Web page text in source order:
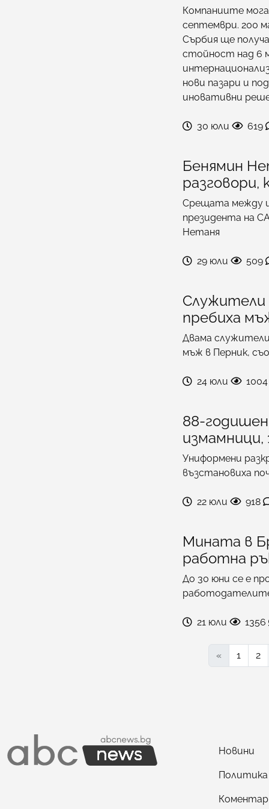
Компаниите
септември. 200
Сърбия ще
стойност над 6
нови пазари и
иновативни
30 юли 619
Бенямин
разговори,
Срещата между
президента на
Нетаня
29 юли 509
Служители
пребиха
Двама
мъж в Перник,
24 юли 1004
88-
Униформени
възстановиха
22 юли 918
Мината в
работна
До 30 юни се е
21 юли 1356
« 1 2
Новини
Политика